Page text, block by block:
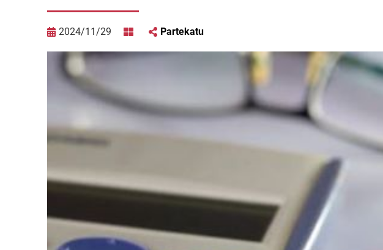
2024/11/29 Partekatu